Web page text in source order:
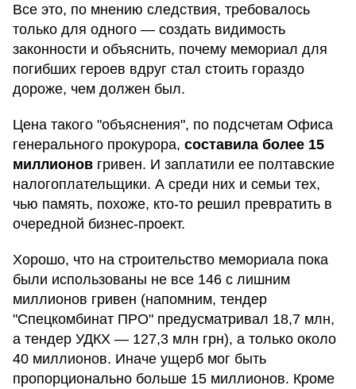
Все это, по мнению следствия, требовалось
только для одного — создать видимость
законности и объяснить, почему мемориал для
погибших героев вдруг стал стоить гораздо
дороже, чем должен был.
Цена такого "объяснения", по подсчетам Офиса
генерального прокурора, составила более 15
миллионов гривен. И заплатили ее полтавские
налогоплательщики. А среди них и семьи тех,
чью память, похоже, кто-то решил превратить в
очередной бизнес-проект.
Хорошо, что на строительство мемориала пока
были использованы не все 146 с лишним
миллионов гривен (напомним, тендер
"Спецкомбинат ПРО" предусматривал 18,7 млн,
а тендер УДКХ — 127,3 млн грн), а только около
40 миллионов. Иначе ущерб мог быть
пропорционально больше 15 миллионов. Кроме